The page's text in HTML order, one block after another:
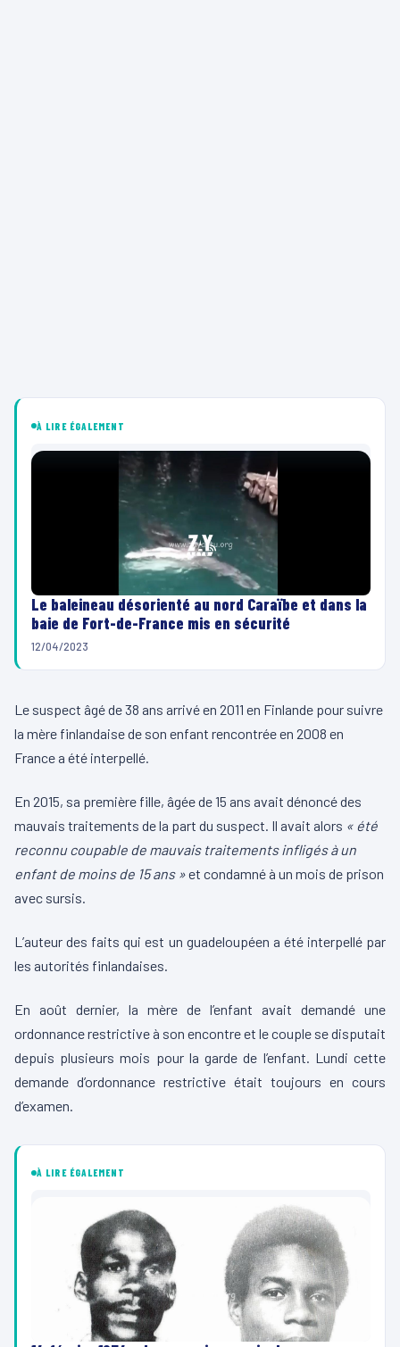
À LIRE ÉGALEMENT
Le baleineau désorienté au nord Caraïbe et dans la
baie de Fort-de-France mis en sécurité
12/04/2023
Le suspect âgé de 38 ans arrivé en 2011 en Finlande pour suivre
la mère finlandaise de son enfant rencontrée en 2008 en
France a été interpellé.
En 2015, sa première fille, âgée de 15 ans avait dénoncé des
mauvais traitements de la part du suspect. Il avait alors « été
reconnu coupable de mauvais traitements infligés à un
enfant de moins de 15 ans »et condamné à un mois de prison
avec sursis.
L’auteur des faits qui est un guadeloupéen a été interpellé par
les autorités finlandaises.
En août dernier, la mère de l’enfant avait demandé une
ordonnance restrictive à son encontre et le couple se disputait
depuis plusieurs mois pour la garde de l’enfant. Lundi cette
demande d’ordonnance restrictive était toujours en cours
d’examen.
À LIRE ÉGALEMENT